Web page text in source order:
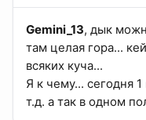
Gemini_13, дык
там целая гора...
всяких куча...
Я к чему... сегодня
т.д. а так в одном